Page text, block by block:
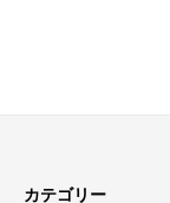
カテゴリー